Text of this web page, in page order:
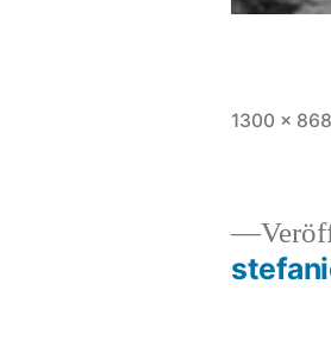
Vollständige
1300 × 868